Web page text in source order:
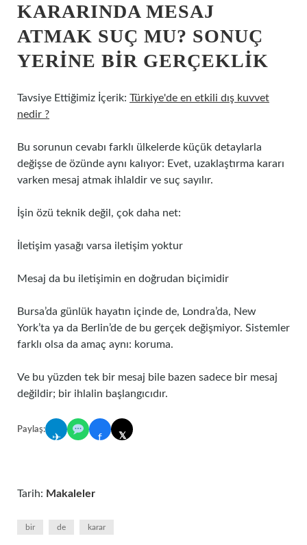
KARARINDA MESAJ
ATMAK SUÇ MU? SONUÇ
YERINE BIR GERÇEKLIK
Tavsiye Ettiğimiz İçerik: Türkiye'de en etkili dış kuvvet
nedir ?
Bu sorunun cevabı farklı ülkelerde küçük detaylarla
değişse de özünde aynı kalıyor: Evet, uzaklaştırma kararı
varken mesaj atmak ihlaldir ve suç sayılır.
İşin özü teknik değil, çok daha net:
İletişim yasağı varsa iletişim yoktur
Mesaj da bu iletişimin en doğrudan biçimidir
Bursa’da günlük hayatın içinde de, Londra’da, New
York’ta ya da Berlin’de de bu gerçek değişmiyor. Sistemler
farklı olsa da amaç aynı: koruma.
Ve bu yüzden tek bir mesaj bile bazen sadece bir mesaj
değildir; bir ihlalin başlangıcıdır.
Paylaş:
✈ f 𝕏
Tarih: Makaleler
bir de karar